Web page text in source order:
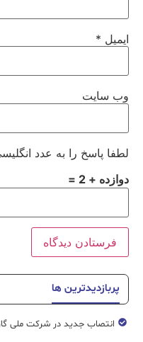
ایمیل *
وب‌ سایت
لطفا پاسخ را به عدد
دوازده + 2 =
پربازدیدترین ها
انتصاب جدید در شرکت ملی